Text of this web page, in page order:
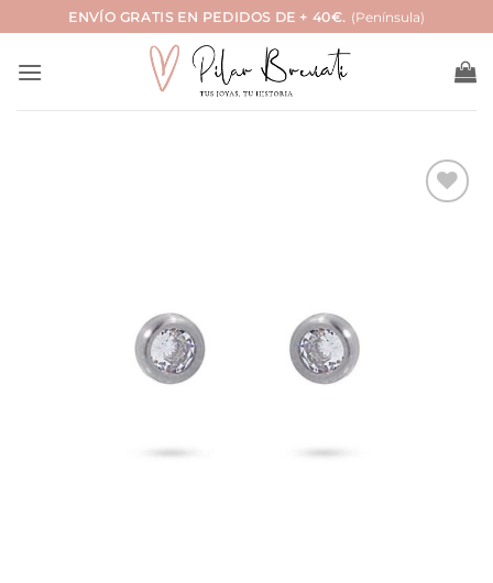
al
contenido
ENVÍO GRATIS EN PEDIDOS DE + 40€. (Península)